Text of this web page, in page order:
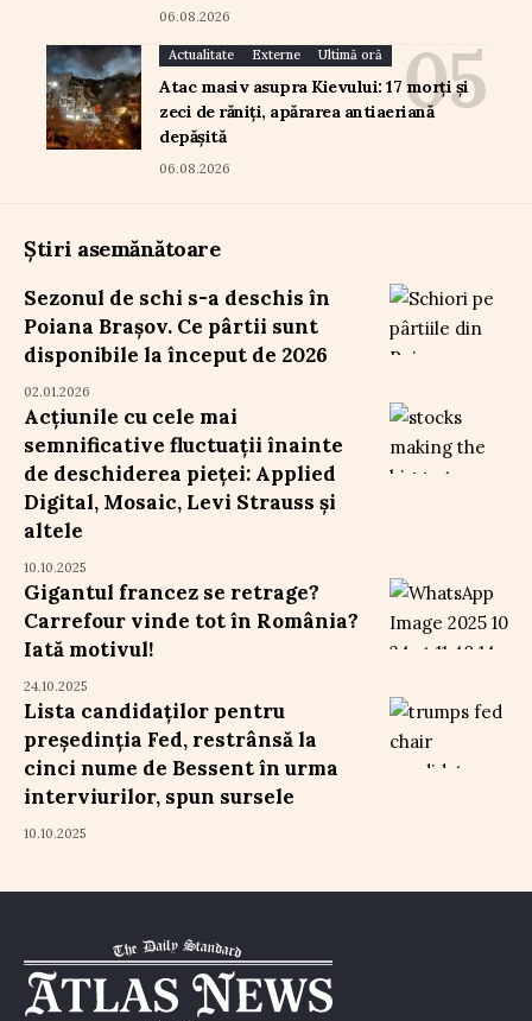
06.08.2026
Actualitate Externe Ultimă oră
Atac masiv asupra Kievului: 17 morți și
zeci de răniți, apărarea antiaeriană
depășită
06.08.2026
Știri asemănătoare
Sezonul de schi s-a deschis în
Poiana Brașov. Ce pârtii sunt
disponibile la început de 2026
02.01.2026
Acțiunile cu cele mai
semnificative fluctuații înainte
de deschiderea pieței: Applied
Digital, Mosaic, Levi Strauss și
altele
10.10.2025
Gigantul francez se retrage?
Carrefour vinde tot în România?
Iată motivul!
24.10.2025
Lista candidaților pentru
președinția Fed, restrânsă la
cinci nume de Bessent în urma
interviurilor, spun sursele
10.10.2025